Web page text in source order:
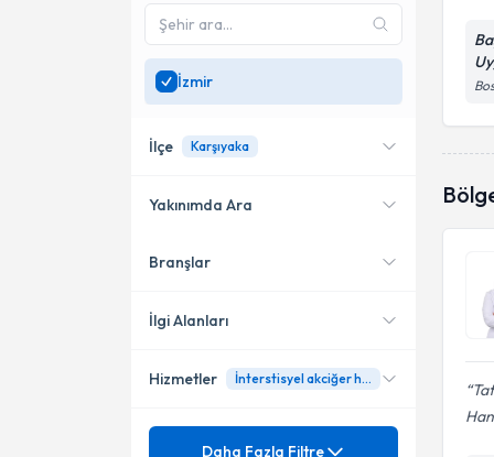
İzmir
İlçe Karşıyaka
Bornova
Karabağlar
Yakınımda Ara
Konumuma yakın uzmanları
Branşlar
Göğüs Hastalıkları
İlgi Alanları
Akciğer Embolisi (Akciğer Pıhtı
Hizmetler İnterstisyel akciğer hastalıkları
Mezuniyet
Daha Fazla Filtre